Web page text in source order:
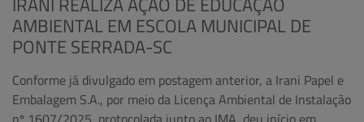
AMBIENTAL EM ESCOLA MUNICIPAL DE
PONTE SERRADA-SC
Conforme já divulgado em postagem anterior, a Irani Papel e
Embalagem S.A., por meio da Licença Ambiental de Instalação